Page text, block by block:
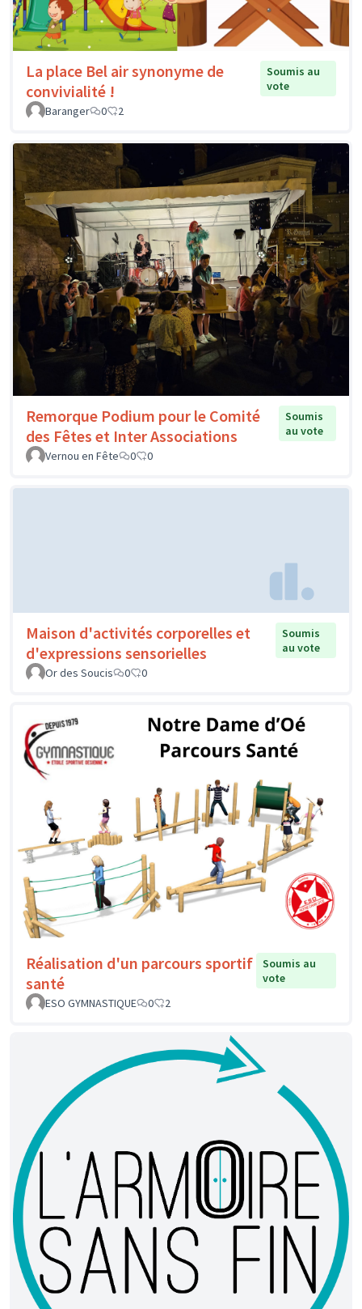
La place Bel air synonyme de
convivialité !
Soumis au
vote
Baranger
0 2
Remorque Podium pour le Comité
des Fêtes et Inter Associations
Soumis
au vote
Vernou en Fête
0 0
Maison d'activités corporelles et
d'expressions sensorielles
Soumis
au vote
Or des Soucis
0 0
Réalisation d'un parcours sportif
santé
Soumis au
vote
ESO GYMNASTIQUE
0 2